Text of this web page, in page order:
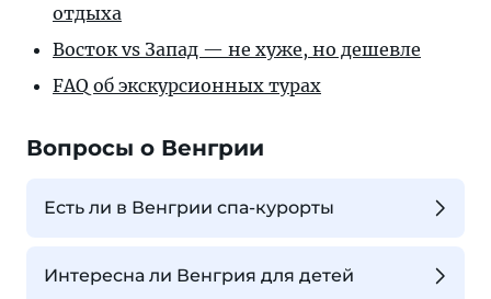
отдыха
Восток vs Запад — не хуже, но дешевле
FAQ об экскурсионных турах
Вопросы о Венгрии
Есть ли в Венгрии спа-курорты
Интересна ли Венгрия для детей